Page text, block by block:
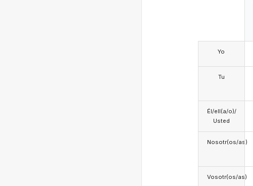
Yo
Tu
Él/ell(a/o)/
Usted
Nosotr(os/as)
Vosotr(os/as)